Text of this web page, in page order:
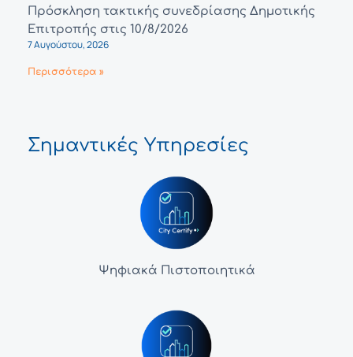
Πρόσκληση τακτικής συνεδρίασης Δημοτικής
Επιτροπής στις 10/8/2026
7 Αυγούστου, 2026
Περισσότερα »
Σημαντικές Υπηρεσίες
Ψηφιακά Πιστοποιητικά